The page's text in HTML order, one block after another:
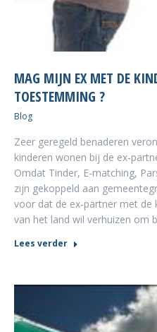
MAG MIJN EX MET DE
TOESTEMMING ?
Blog
Zeer geregeld benaderen
kinderen wonen bij de ex-
Omdat Tinder, E-matching,
zijn gekoppeld aan
voor dat de ex-partner met de
van het land wil verhuizen om
Lees verder